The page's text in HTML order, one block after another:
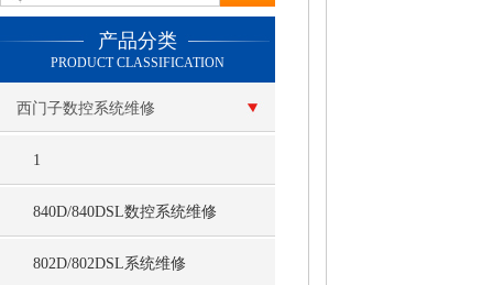
产品分类
PRODUCT CLASSIFICATION
西门子数控系统维修
1
840D/840DSL数控系统维修
802D/802DSL系统维修